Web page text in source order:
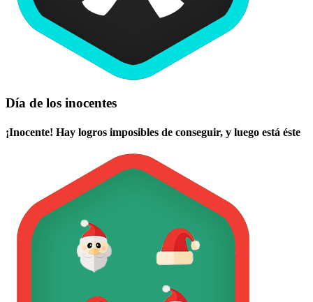
Día de los inocentes
¡Inocente! Hay logros imposibles de conseguir, y luego está éste